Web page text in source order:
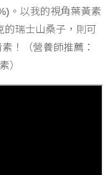
。以我的視角葉黃素
的瑞士山桑子，則可
！（營養師推薦：
）